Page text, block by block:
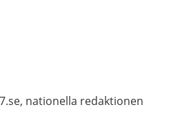
nationella redaktionen